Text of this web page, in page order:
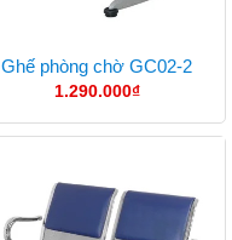
Ghế phòng chờ GC02-2
1.290.000₫